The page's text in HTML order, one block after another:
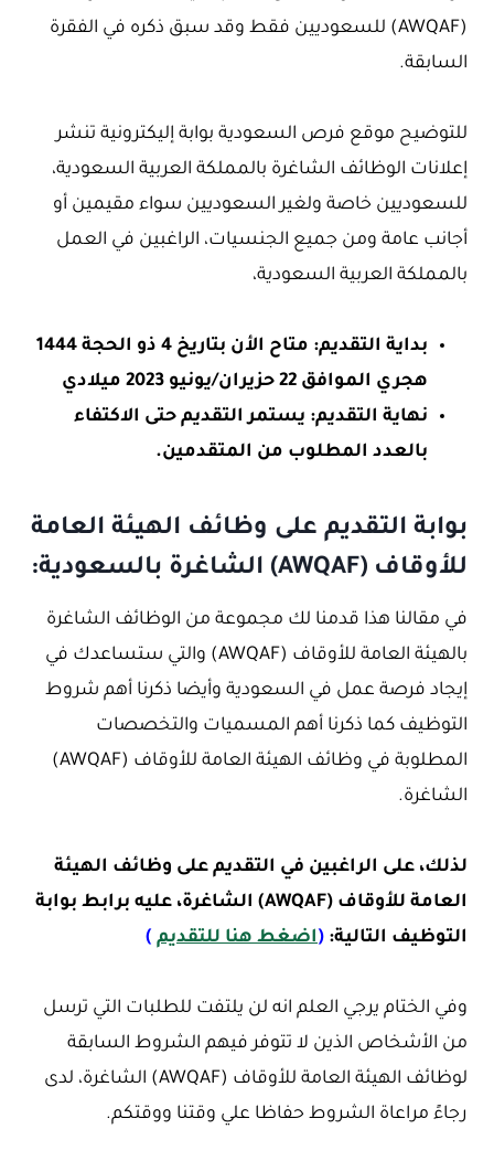
(AWQAF) للسعوديين فقط وقد سبق ذكره في الفقرة
السابقة.
للتوضيح موقع فرص السعودية بوابة إليكترونية تنشر
إعلانات الوظائف الشاغرة بالمملكة العربية السعودية،
للسعوديين خاصة ولغير السعوديين سواء مقيمين أو
أجانب عامة ومن جميع الجنسيات، الراغبين في العمل
بالمملكة العربية السعودية،
بداية التقديم: متاح الأن بتاريخ 4 ذو الحجة 1444
هجري الموافق 22 حزيران/يونيو 2023 ميلادي
نهاية التقديم: يستمر التقديم حتى الاكتفاء
بالعدد المطلوب من المتقدمين.
بوابة التقديم على وظائف الهيئة العامة
للأوقاف (AWQAF) الشاغرة بالسعودية:
في مقالنا هذا قدمنا لك مجموعة من الوظائف الشاغرة
بالهيئة العامة للأوقاف (AWQAF) والتي ستساعدك في
إيجاد فرصة عمل في السعودية وأيضا ذكرنا أهم شروط
التوظيف كما ذكرنا أهم المسميات والتخصصات
المطلوبة في وظائف الهيئة العامة للأوقاف (AWQAF)
الشاغرة.
لذلك، على الراغبين في التقديم على وظائف الهيئة
العامة للأوقاف (AWQAF) الشاغرة، عليه برابط بوابة
التوظيف التالية: (اضغط هنا للتقديم )
وفي الختام يرجي العلم انه لن يلتفت للطلبات التي ترسل
من الأشخاص الذين لا تتوفر فيهم الشروط السابقة
لوظائف الهيئة العامة للأوقاف (AWQAF) الشاغرة، لدى
رجاءً مراعاة الشروط حفاظا علي وقتنا ووقتكم.